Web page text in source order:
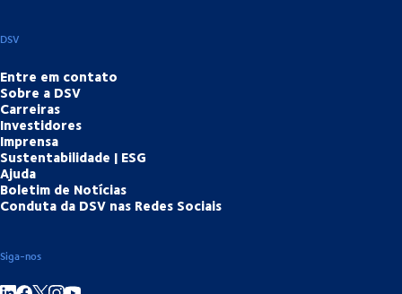
DSV
Entre em contato
Sobre a DSV
Carreiras
Investidores
Imprensa
Sustentabilidade | ESG
Ajuda
Boletim de Notícias
Conduta da DSV nas Redes Sociais
Siga-nos